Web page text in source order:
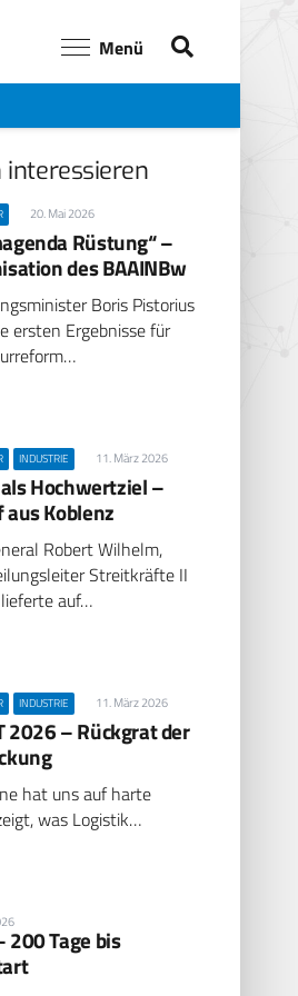
Menü
interessieren
20. Mai 2026
Rüstung“ –
des BAAINBw
Boris Pistorius
ersten Ergebnisse für
INDUSTRIE 11. März 2026
Hochwertziel –
Koblenz
Robert Wilhelm,
Streitkräfte II
auf…
INDUSTRIE 11. März 2026
2026 – Rückgrat der
hat uns auf harte
was Logistik…
200 Tage bis